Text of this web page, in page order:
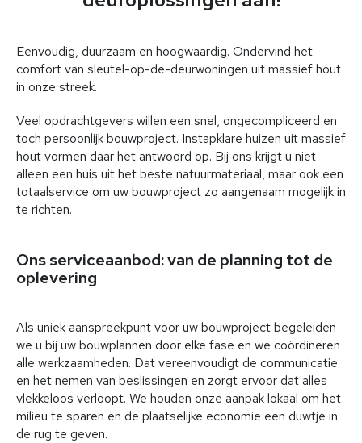
Eenvoudig, duurzaam en hoogwaardig. Ondervind het
comfort van sleutel-op-de-deurwoningen uit massief hout
in onze streek.
Veel opdrachtgevers willen een snel, ongecompliceerd en
toch persoonlijk bouwproject. Instapklare huizen uit massief
hout vormen daar het antwoord op. Bij ons krijgt u niet
alleen een huis uit het beste natuurmateriaal, maar ook een
totaalservice om uw bouwproject zo aangenaam mogelijk in
te richten.
Ons serviceaanbod: van de planning tot de
oplevering
Als uniek aanspreekpunt voor uw bouwproject begeleiden
we u bij uw bouwplannen door elke fase en we coördineren
alle werkzaamheden. Dat vereenvoudigt de communicatie
en het nemen van beslissingen en zorgt ervoor dat alles
vlekkeloos verloopt. We houden onze aanpak lokaal om het
milieu te sparen en de plaatselijke economie een duwtje in
de rug te geven.